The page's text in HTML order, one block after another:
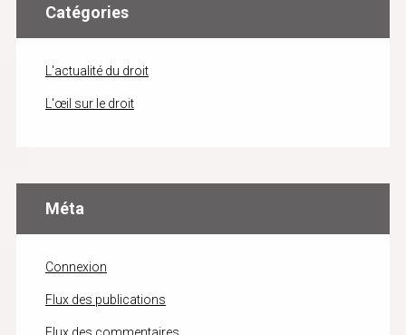
Catégories
L'actualité du droit
L'œil sur le droit
Méta
Connexion
Flux des publications